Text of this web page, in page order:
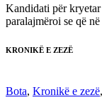
Kandidati për
paralajmëroi se që
KRONIKË E ZEZË
Bota, Kronikë e zezë,